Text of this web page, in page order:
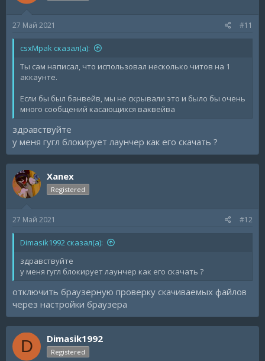
27 Май 2021 #11
csxMpak сказал(а):
Ты сам написал, что использовал несколько читов на 1
аккаунте.
Если бы был банвейв, мы не скрывали это и было бы очень
много сообщений касающихся ваквейва
здравствуйте
у меня гугл блокирует лаунчер как его скачать ?
Xanex
Registered
27 Май 2021 #12
Dimasik1992 сказал(а):
здравствуйте
у меня гугл блокирует лаунчер как его скачать ?
отключить браузерную проверку скачиваемых файлов
через настройки браузера
D Dimasik1992
Registered